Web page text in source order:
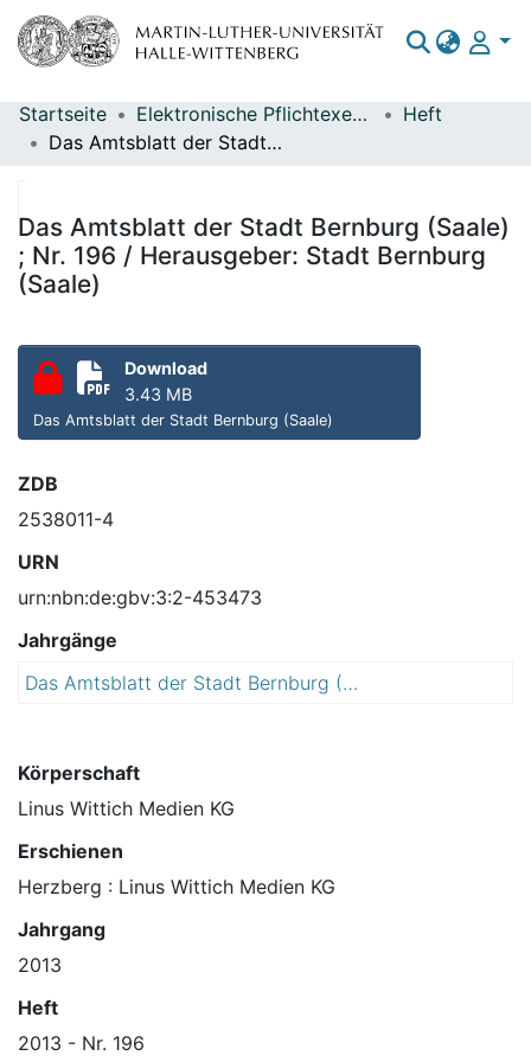
Bereiche & Sammlungen
Statistiken
Startseite Elektronische Pflichtexemplare
Heft
Das Amtsblatt der Stadt Bernburg (Saale) ; Nr. 196 / Herausgeber: Stadt Bernburg (Saale)
Das Amtsblatt der Stadt Bernburg (Saale)
; Nr. 196 / Herausgeber: Stadt Bernburg
(Saale)
Download
3.43 MB
Das Amtsblatt der Stadt Bernburg (Saale)
ZDB
2538011-4
URN
urn:nbn:de:gbv:3:2-453473
Jahrgänge
Das Amtsblatt der Stadt Bernburg (Saale)
Körperschaft
Linus Wittich Medien KG
Erschienen
Herzberg : Linus Wittich Medien KG
Jahrgang
2013
Heft
2013 - Nr. 196